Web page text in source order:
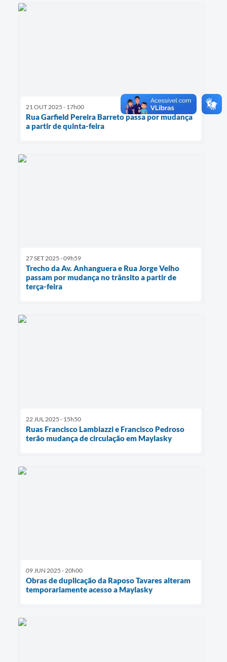
21 OUT 2025 - 17h00
Rua Garfield Pereira Barreto passa por mudança
a partir de quinta-feira
27 SET 2025 - 09h59
Trecho da Av. Anhanguera e Rua Jorge Velho
passam por mudança no trânsito a partir de
terça-feira
22 JUL 2025 - 15h50
Ruas Francisco Lambiazzi e Francisco Pedroso
terão mudança de circulação em Maylasky
09 JUN 2025 - 20h00
Obras de duplicação da Raposo Tavares alteram
temporariamente acesso a Maylasky